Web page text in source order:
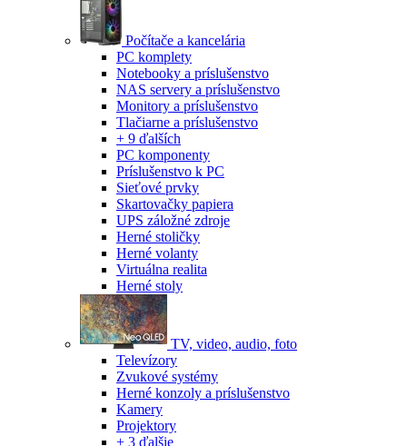
Počítače a kancelária
PC komplety
Notebooky a príslušenstvo
NAS servery a príslušenstvo
Monitory a príslušenstvo
Tlačiarne a príslušenstvo
+ 9 ďalších
PC komponenty
Príslušenstvo k PC
Sieťové prvky
Skartovačky papiera
UPS záložné zdroje
Herné stoličky
Herné volanty
Virtuálna realita
Herné stoly
TV, video, audio, foto
Televízory
Zvukové systémy
Herné konzoly a príslušenstvo
Kamery
Projektory
+ 3 ďalšie